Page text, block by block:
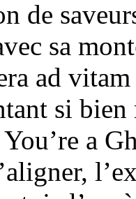
de
sa
ad
si
a